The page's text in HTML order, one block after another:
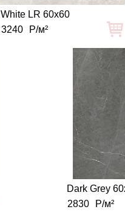
White LR 60x60
3240
Р/м²
Dark Grey
2830
Р/м²